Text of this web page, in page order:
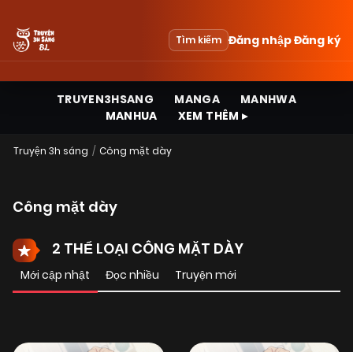
Tìm kiếm Đăng nhậpĐăng ký
TRUYEN3HSANG MANGA
MANHWA
MANHUA
XEM THÊM ▸
Truyện 3h sáng Công mặt dày
Công mặt dày
2 THỂ LOẠI CÔNG MẶT DÀY
Mới cập nhật Đọc nhiều Truyện mới